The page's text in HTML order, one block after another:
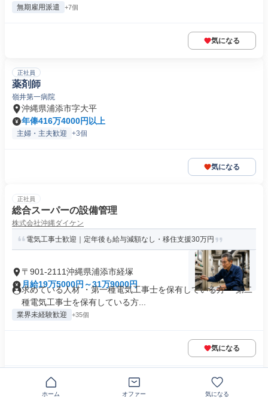
無期雇用派遣 +7個
気になる
正社員
薬剤師
嶺井第一病院
沖縄県浦添市字大平
年俸416万4000円以上
主婦・主夫歓迎 +3個
気になる
正社員
総合スーパーの設備管理
株式会社沖縄ダイケン
電気工事士歓迎｜定年後も給与減額なし・移住支援30万円
〒901-2111沖縄県浦添市経塚
月給19万5000円～31万9000円
求めている人材 ・第一種電気工事士を保有している方 ・第二
種電気工事士を保有している方...
業界未経験歓迎 +35個
気になる
この企業の類似求人を見る
ホーム オファー 気になる